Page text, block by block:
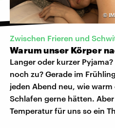
©
Zwischen Frieren und
Warum unser Körper
Langer oder kurzer
noch zu? Gerade im
jeden Abend neu, wie
Schlafen gerne hätten.
Temperatur für uns so ein